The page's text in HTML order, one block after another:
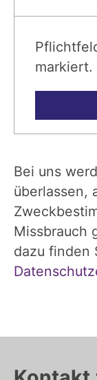
markiert.
Bei uns
überlassen,
Missbrauch
dazu finden